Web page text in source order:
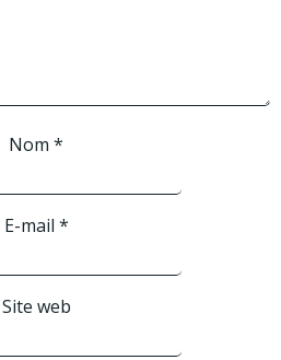
Nom *
E-mail *
Site web